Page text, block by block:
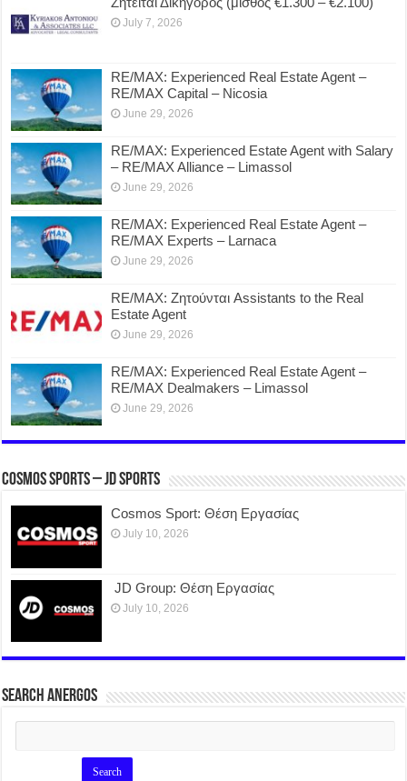
July 7, 2026
RE/MAX: Experienced Real Estate Agent –
RE/MAX Capital – Nicosia
June 29, 2026
RE/MAX: Experienced Estate Agent with Salary
– RE/MAX Alliance – Limassol
June 29, 2026
RE/MAX: Experienced Real Estate Agent –
RE/MAX Experts – Larnaca
June 29, 2026
RE/MAX: Ζητούνται Assistants to the Real
Estate Agent
June 29, 2026
RE/MAX: Experienced Real Estate Agent –
RE/MAX Dealmakers – Limassol
June 29, 2026
COSMOS SPORTS – JD SPORTS
Cosmos Sport: Θέση Εργασίας
July 10, 2026
JD Group: Θέση Εργασίας
July 10, 2026
SEARCH ANERGOS